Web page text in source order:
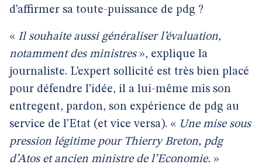
d’affirmer sa toute-puissance de pdg ?
« Il souhaite aussi généraliser l’évaluation,
notamment des ministres», explique la
journaliste. L’expert sollicité est très bien placé
pour défendre l’idée, il a lui-même mis son
entregent, pardon, son expérience de pdg au
service de l’Etat (et vice versa). « Une mise sous
pression légitime pour Thierry Breton, pdg
d’Atos et ancien ministre de l’Economie. »